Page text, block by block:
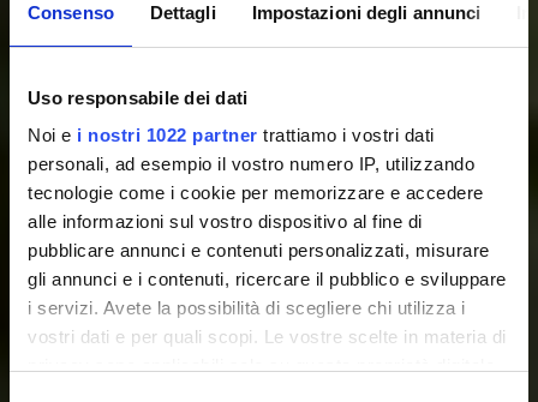
Consenso Dettagli Impostazioni degli annunci
Uso responsabile dei dati
Noi e i nostri 1022 partner trattiamo i vostri dati
personali, ad esempio il vostro numero IP, utilizzando
tecnologie come i cookie per memorizzare e accedere
alle informazioni sul vostro dispositivo al fine di
pubblicare annunci e contenuti personalizzati, misurare
gli annunci e i contenuti, ricercare il pubblico e sviluppare
i servizi. Avete la possibilità di scegliere chi utilizza i
vostri dati e per quali scopi. Le vostre scelte in materia di